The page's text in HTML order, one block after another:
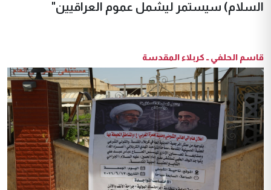
السلام) سيستمر ليشمل عموم العراقيين"
قاسم الحلفي ــ كربلاء المقدسة